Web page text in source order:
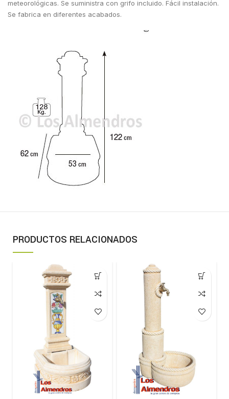
meteorológicas. Se suministra con grifo incluido. Fácil instalación.
Se fabrica en diferentes acabados.
PRODUCTOS RELACIONADOS